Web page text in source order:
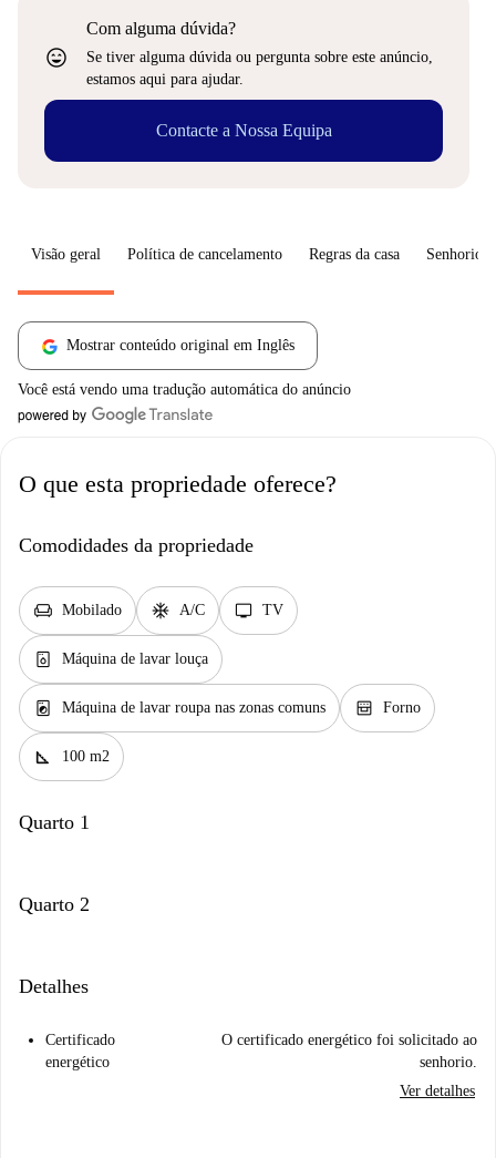
sentiment_very_satisfied
Com alguma dúvida?
Se tiver alguma dúvida ou pergunta sobre este anúncio,
estamos aqui para ajudar.
Contacte a Nossa Equipa
Visão geral Política de cancelamento Regras da casa Senhorio
Mostrar conteúdo original em Inglês
Você está vendo uma tradução automática do anúncio
O que esta propriedade oferece?
Comodidades da propriedade
chair Mobilado ac_unit A/C tv TV
dishwasher_gen Máquina de lavar louça
local_laundry_service Máquina de lavar roupa nas zonas comuns oven_gen Forno
square_foot 100 m2
Quarto 1
Quarto 2
Detalhes
Certificado
energético
O certificado energético foi solicitado ao
senhorio.
Ver detalhes